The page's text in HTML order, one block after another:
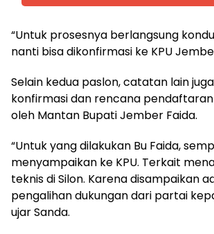
“Untuk prosesnya berlangsung
nanti bisa dikonfirmasi ke KPU
Selain kedua paslon, catatan lain
konfirmasi dan rencana
oleh Mantan Bupati Jember Faida.
“Untuk yang dilakukan Bu Faida,
menyampaikan ke KPU. Terkait
teknis di Silon. Karena disampaikan
pengalihan dukungan dari partai
ujar Sanda.